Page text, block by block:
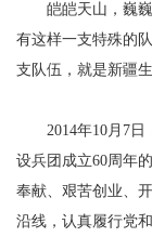
皑皑天山，巍巍
有这样一支特殊的
支队伍，就是新疆
2014年10月7日
设兵团成立60周年
奉献、艰苦创业、
沿线，认真履行党